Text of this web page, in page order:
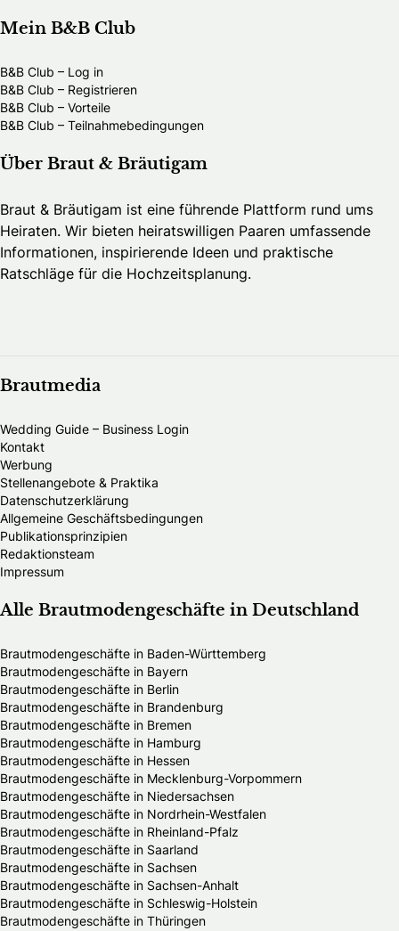
Mein B&B Club
B&B Club – Log in
B&B Club – Registrieren
B&B Club – Vorteile
B&B Club – Teilnahmebedingungen
Über Braut & Bräutigam
Braut & Bräutigam ist eine führende Plattform rund ums
Heiraten. Wir bieten heiratswilligen Paaren umfassende
Informationen, inspirierende Ideen und praktische
Ratschläge für die Hochzeitsplanung.
Brautmedia
Wedding Guide – Business Login
Kontakt
Werbung
Stellenangebote & Praktika
Datenschutzerklärung
Allgemeine Geschäftsbedingungen
Publikationsprinzipien
Redaktionsteam
Impressum
Alle Brautmodengeschäfte in Deutschland
Brautmodengeschäfte in Baden-Württemberg
Brautmodengeschäfte in Bayern
Brautmodengeschäfte in Berlin
Brautmodengeschäfte in Brandenburg
Brautmodengeschäfte in Bremen
Brautmodengeschäfte in Hamburg
Brautmodengeschäfte in Hessen
Brautmodengeschäfte in Mecklenburg-Vorpommern
Brautmodengeschäfte in Niedersachsen
Brautmodengeschäfte in Nordrhein-Westfalen
Brautmodengeschäfte in Rheinland-Pfalz
Brautmodengeschäfte in Saarland
Brautmodengeschäfte in Sachsen
Brautmodengeschäfte in Sachsen-Anhalt
Brautmodengeschäfte in Schleswig-Holstein
Brautmodengeschäfte in Thüringen